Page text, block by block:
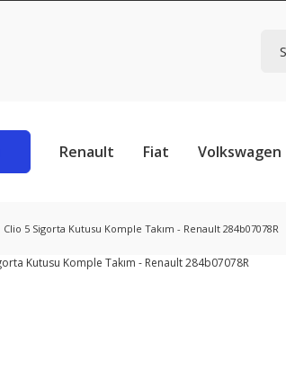
Renault Fiat Volkswagen
Clio 5 Sigorta Kutusu Komple Takım - Renault 284b07078R